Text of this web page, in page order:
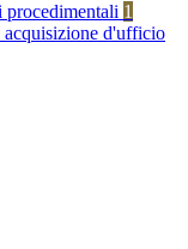
1
d'ufficio